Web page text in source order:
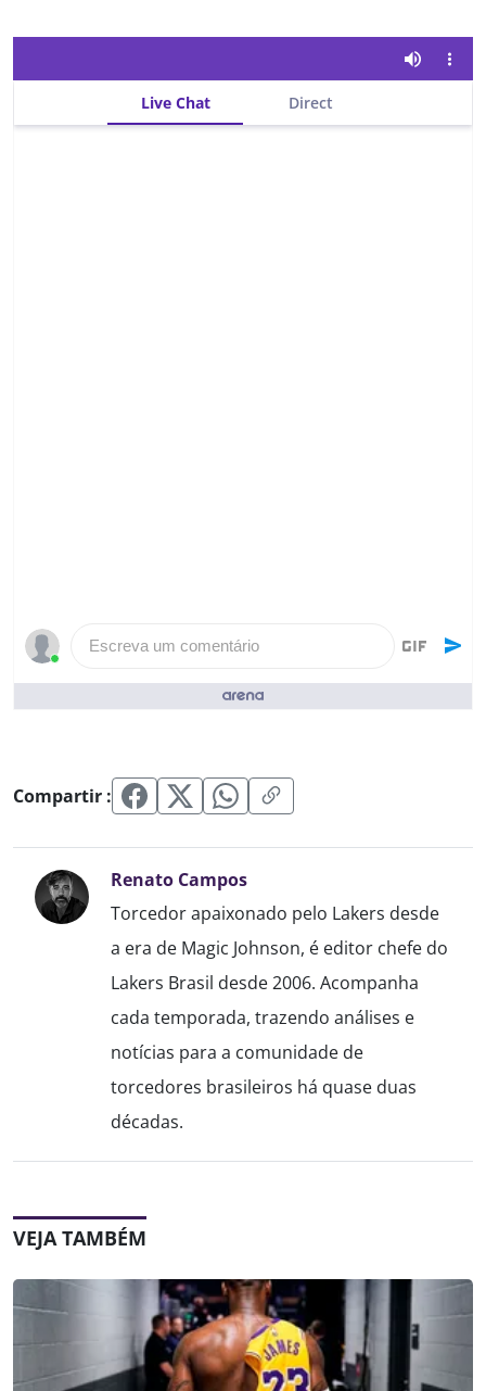
Live Chat Direct
Escreva um comentário
Pessoas que curtiram ()
Compartir :
Renato Campos
Torcedor apaixonado pelo Lakers desde
a era de Magic Johnson, é editor chefe do
Lakers Brasil desde 2006. Acompanha
cada temporada, trazendo análises e
notícias para a comunidade de
torcedores brasileiros há quase duas
décadas.
VEJA TAMBÉM